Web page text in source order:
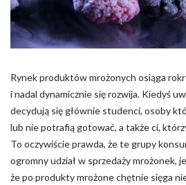
Rynek produktów mrożonych osiąga
i nadal dynamicznie się rozwija. Kiedyś
decydują się głównie studenci, osoby
lub nie potrafią gotować, a także ci,
To oczywiście prawda, że te grupy
ogromny udział w sprzedaży mrożonek,
że po produkty mrożone chętnie sięga
zapamiętanie informacji, które zmieniają
funkcjonowanie strony, np.
którym znajduje się użytkownik.
Statystyka
Statystyczne pliki cookie pomagają
internetowych zrozumieć, w jaki
zachowują się na stronie, gromadząc i
informacje.